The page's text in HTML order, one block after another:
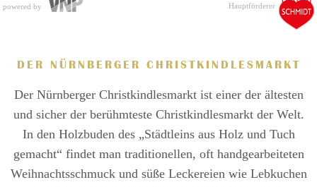
powered by Hauptförderer
DER NÜRNBERGER CHRISTKINDLESMARKT
Der Nürnberger Christkindlesmarkt ist einer der ältesten
und sicher der berühmteste Christkindlesmarkt der Welt.
In den Holzbuden des „Städtleins aus Holz und Tuch
gemacht“ findet man traditionellen, oft handgearbeiteten
Weihnachtsschmuck und süße Leckereien wie Lebkuchen